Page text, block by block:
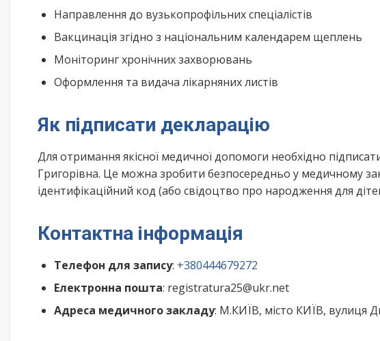
Направлення до вузькопрофільних спеціалістів
Вакцинація згідно з національним календарем щеплень
Моніторинг хронічних захворювань
Оформлення та видача лікарняних листів
Як підписати декларацію
Для отримання якісної медичної допомоги необхідно
Григорівна. Це можна зробити безпосередньо у медичному
ідентифікаційний код (або свідоцтво про народження для
Контактна інформація
Телефон для запису: +380444679272
Електронна пошта: registratura25@ukr.net
Адреса медичного закладу: М.КИЇВ, місто КИЇВ, вулиця